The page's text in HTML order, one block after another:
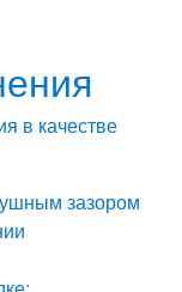
в качестве
зазором